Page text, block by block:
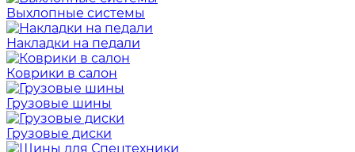
Выхлопные системы
Накладки на педали
Коврики в салон
Грузовые шины
Грузовые диски